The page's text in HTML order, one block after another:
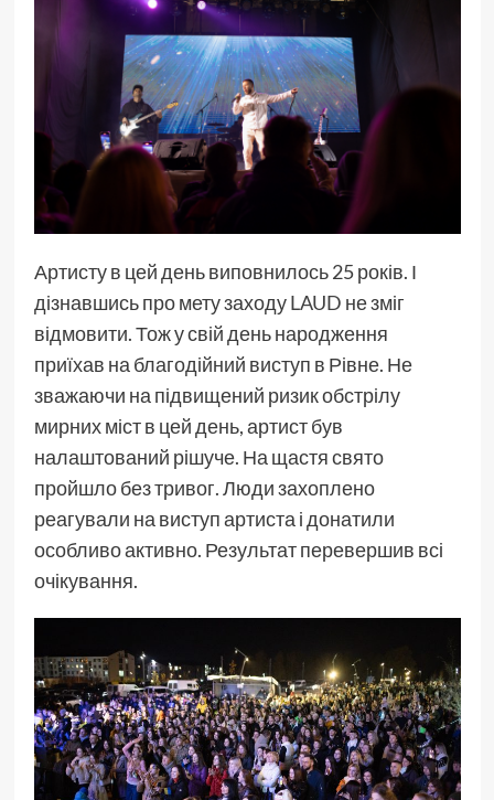
Артисту в цей день виповнилось 25 років. І
дізнавшись про мету заходуLAUD не зміг
відмовити. Тож у свій день народження
приїхав на благодійний виступ в Рівне. Не
зважаючи на підвищений ризик обстрілу
мирних міст в цей день, артист був
налаштований рішуче. На щастя свято
пройшло без тривог. Люди захоплено
реагували на виступ артиста і донатили
особливо активно. Результат перевершив всі
очікування.